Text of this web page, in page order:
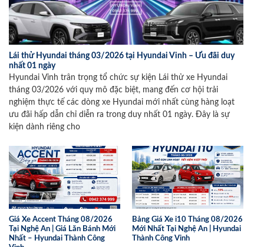
Lái thử Hyundai tháng 03/2026 tại Hyundai Vinh – Ưu đãi duy
nhất 01 ngày
Hyundai Vinh trân trọng tổ chức sự kiện Lái thử xe Hyundai
tháng 03/2026 với quy mô đặc biệt, mang đến cơ hội trải
nghiệm thực tế các dòng xe Hyundai mới nhất cùng hàng loạt
ưu đãi hấp dẫn chỉ diễn ra trong duy nhất 01 ngày. Đây là sự
kiện dành riêng cho
Giá Xe Accent Tháng 08/2026
Tại Nghệ An | Giá Lăn Bánh Mới
Nhất – Hyundai Thành Công
Bảng Giá Xe i10 Tháng 08/2026
Mới Nhất Tại Nghệ An | Hyundai
Thành Công Vinh